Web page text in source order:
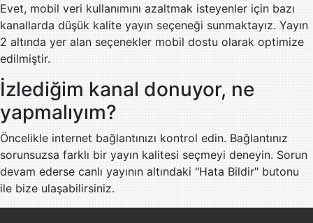
Evet, mobil veri kullanımını azaltmak isteyenler için bazı
kanallarda düşük kalite yayın seçeneği sunmaktayız. Yayın
2 altında yer alan seçenekler mobil dostu olarak optimize
edilmiştir.
İzlediğim kanal donuyor, ne
yapmalıyım?
Öncelikle internet bağlantınızı kontrol edin. Bağlantınız
sorunsuzsa farklı bir yayın kalitesi seçmeyi deneyin. Sorun
devam ederse canlı yayının altındaki "Hata Bildir" butonu
ile bize ulaşabilirsiniz.